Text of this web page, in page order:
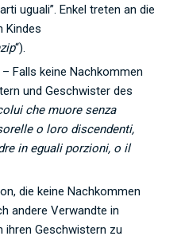
uguali”. Enkel treten an die
Kindes
“).
Falls keine Nachkommen
und Geschwister des
che muore senza
o loro discendenti,
in eguali porzioni, o il
die keine Nachkommen
andere Verwandte in
ihren Geschwistern zu